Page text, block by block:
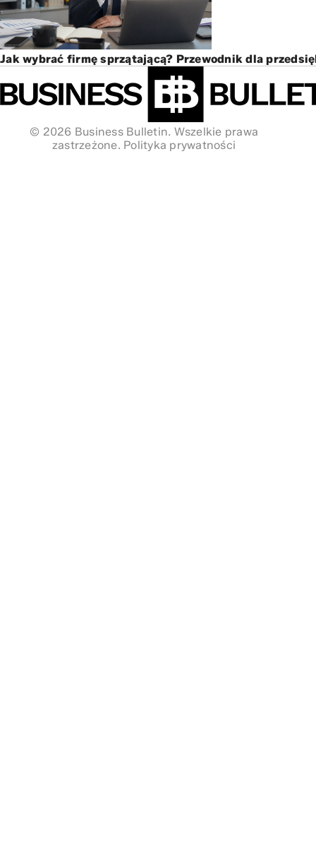
Jak wybrać firmę sprzątającą? Przewodnik dla
© 2026 Business Bulletin. Wszelkie prawa
zastrzeżone. Polityka prywatności